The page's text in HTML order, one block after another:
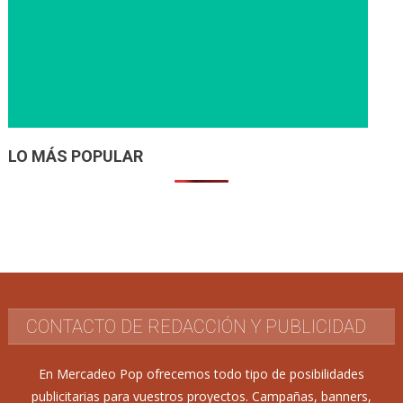
LO MÁS POPULAR
CONTACTO DE REDACCIÓN Y PUBLICIDAD
En Mercadeo Pop ofrecemos todo tipo de posibilidades
publicitarias para vuestros proyectos. Campañas, banners,